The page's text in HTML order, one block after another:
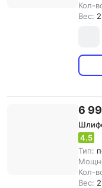
Кол-
Вес:
6
4.5
Тип:
Кол-
Вес: